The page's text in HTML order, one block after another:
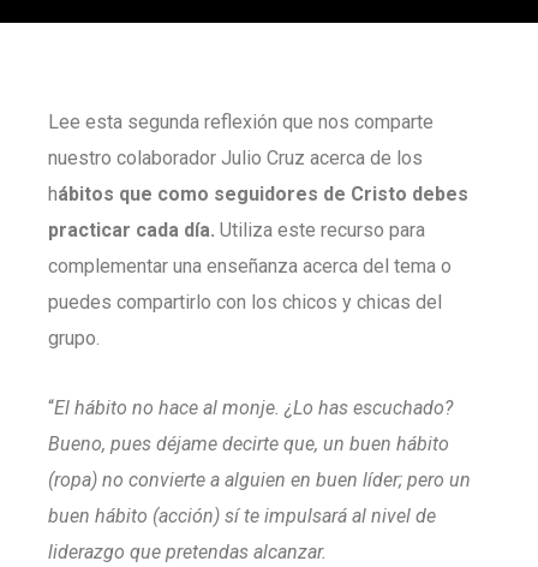
Lee esta segunda reflexión que nos comparte
nuestro colaborador Julio Cruz acerca de los
hábitos que como seguidores de Cristo debes
practicar cada día. Utiliza este recurso para
complementar una enseñanza acerca del tema o
puedes compartirlo con los chicos y chicas del
grupo.
“El hábito no hace al monje. ¿Lo has escuchado?
Bueno, pues déjame decirte que, un buen hábito
(ropa) no convierte a alguien en buen líder; pero un
buen hábito (acción) sí te impulsará al nivel de
liderazgo que pretendas alcanzar.